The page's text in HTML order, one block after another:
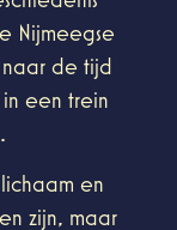
Nijmeegse
de tijd
een trein
en
zijn, maar